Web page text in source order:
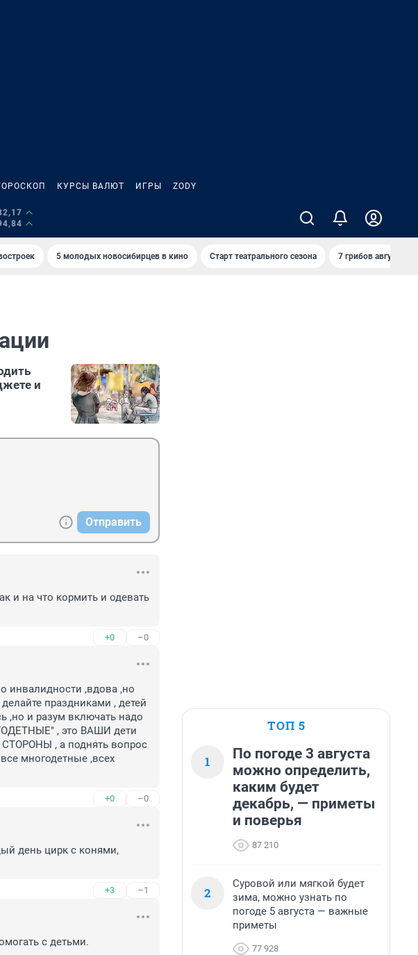
КУРСЫ ВАЛЮТ ИГРЫ ZODY
5 молодых новосибирцев в кино Старт театрального сезона 7 грибов августа
и
Отправить
и на что кормить и одевать
+0 –0
инвалидности ,вдова ,но
праздниками , детей
,но и разум включать надо
, это ВАШИ дети
, а поднять вопрос
многодетные ,всех
+0 –0
день цирк с конями,
+3 –1
с детьми.
ТОП 5
1
По погоде 3 августа
можно определить,
каким будет
декабрь, — приметы
и поверья
87 210
2
Суровой или мягкой будет
зима, можно узнать по
погоде 5 августа — важные
приметы
77 928